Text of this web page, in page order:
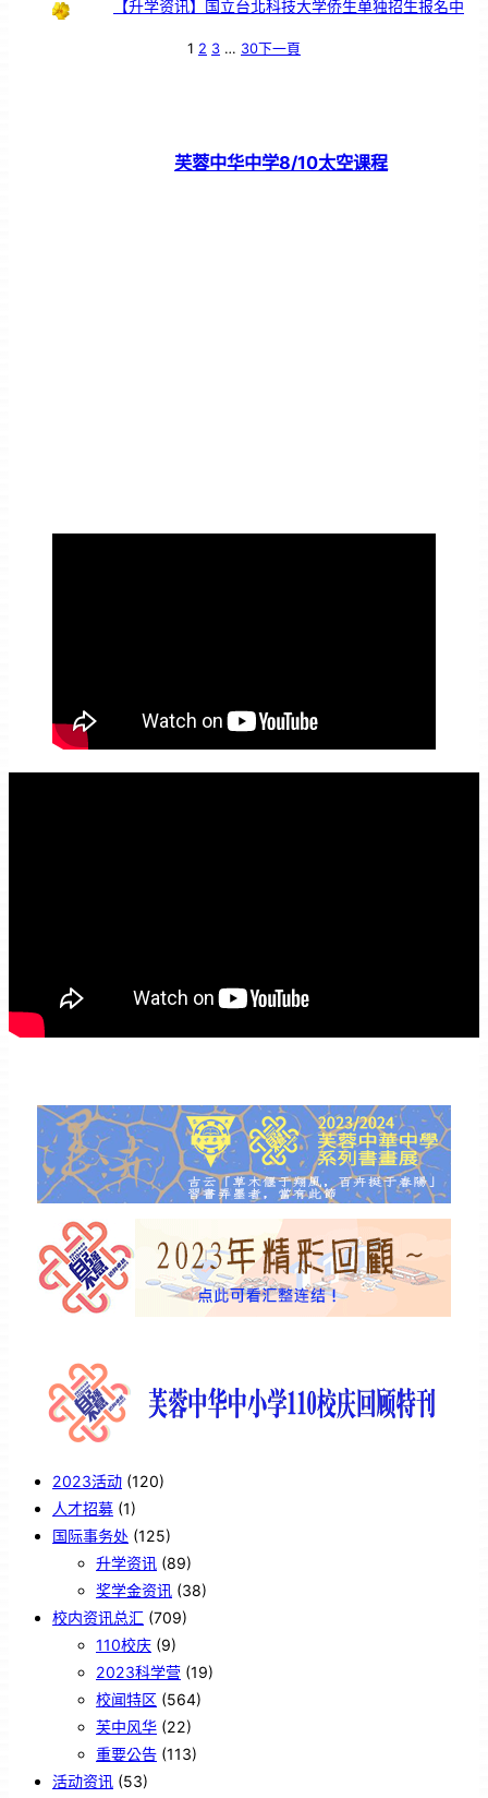
【升学资讯】国立台北科技大学侨生单独招生报名中
1 2 3 … 30下一頁
芙蓉中华中学8/10太空课程
2023活动 (120)
人才招募 (1)
国际事务处 (125)
升学资讯 (89)
奖学金资讯 (38)
校内资讯总汇 (709)
110校庆 (9)
2023科学营 (19)
校闻特区 (564)
芙中风华 (22)
重要公告 (113)
活动资讯 (53)